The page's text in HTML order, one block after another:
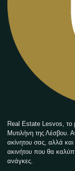
Real Estate Lesvos, το
Μυτιλήνη της Λέσβου.
ακίνητου σας, αλλά
ακινήτου που θα
ανάγκες.